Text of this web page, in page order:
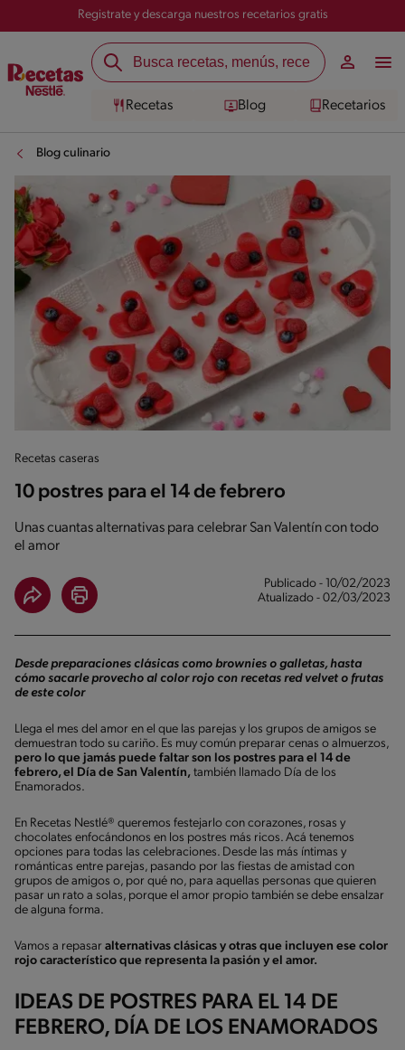
Registrate y descarga nuestros recetarios gratis
Recetas Blog Recetarios
Blog culinario
Recetas caseras
10 postres para el 14 de febrero
Unas cuantas alternativas para celebrar San Valentín con todo
el amor
Publicado - 10/02/2023
Atualizado - 02/03/2023
Desde preparaciones clásicas como brownies o galletas, hasta
cómo sacarle provecho al color rojo con recetas red velvet o frutas
de este color
Llega el mes del amor en el que las parejas y los grupos de amigos se
demuestran todo su cariño. Es muy común preparar cenas o almuerzos,
pero lo que jamás puede faltar son los postres para el 14 de
febrero, el Día de San Valentín, también llamado Día de los
Enamorados.
En Recetas Nestlé® queremos festejarlo con corazones, rosas y
chocolates enfocándonos en los postres más ricos. Acá tenemos
opciones para todas las celebraciones. Desde las más íntimas y
románticas entre parejas, pasando por las fiestas de amistad con
grupos de amigos o, por qué no, para aquellas personas que quieren
pasar un rato a solas, porque el amor propio también se debe ensalzar
de alguna forma.
Vamos a repasar alternativas clásicas y otras que incluyen ese color
rojo característico que representa la pasión y el amor.
IDEAS DE POSTRES PARA EL 14 DE
FEBRERO, DÍA DE LOS ENAMORADOS